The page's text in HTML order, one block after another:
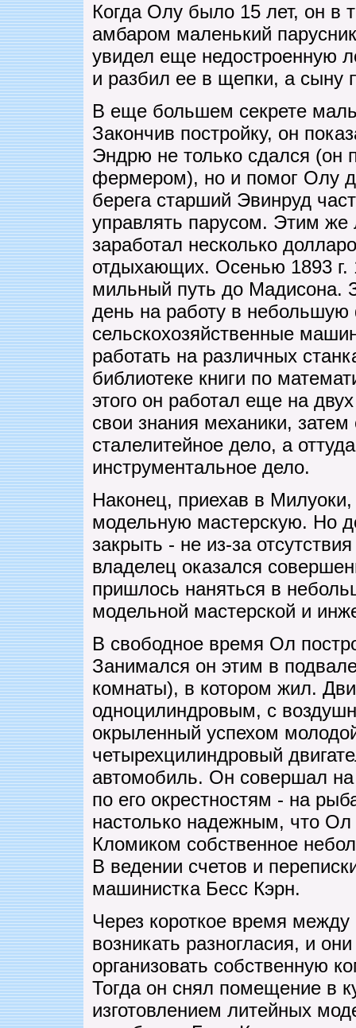
Когда Олу было 15 лет, он в
амбаром маленький
увидел еще недостроенную
и разбил ее в щепки, а сыну
В еще большем секрете
Закончив постройку, он
Эндрю не только сдался (он
фермером), но и помог Олу
берега старший Эвинруд
управлять парусом. Этим
заработал несколько
отдыхающих. Осенью 1893
мильный путь до Мадисона.
день на работу в
сельскохозяйственные
работать на различных
библиотеке книги по
этого он работал еще на
свои знания механики, затем
сталелитейное дело, а
инструментальное дело.
Наконец, приехав в
модельную мастерскую. Но
закрыть - не из-за
владелец оказался
пришлось наняться в
модельной мастерской и
В свободное время Ол
Занимался он этим в
комнаты), в котором жил.
одноцилиндровым, с
окрыленный успехом
четырехцилиндровый
автомобиль. Он совершал
по его окрестностям - на
настолько надежным, что
Кломиком собственное
В ведении счетов и
машинистка Бесс Кэрн.
Через короткое время
возникать разногласия, и
организовать собственную
Тогда он снял помещение в
изготовлением литейных